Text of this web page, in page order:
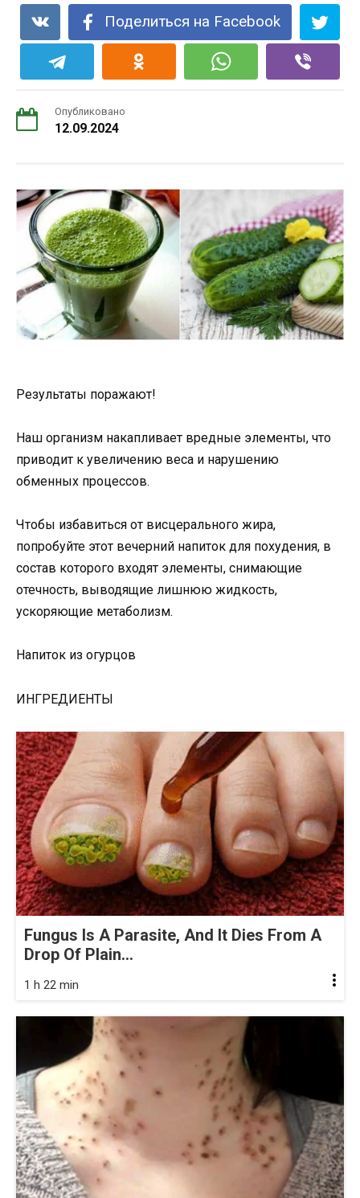
Поделиться на Facebook
Опубликовано
12.09.2024
Результаты поражают!
Наш организм накапливает вредные элементы, что
приводит к увеличению веса и нарушению
обменных процессов.
Чтобы избавиться от висцерального жира,
попробуйте этот вечерний напиток для похудения, в
состав которого входят элементы, снимающие
отечность, выводящие лишнюю жидкость,
ускоряющие метаболизм.
Напиток из огурцов
ИНГРЕДИЕНТЫ
Fungus Is A Parasite, And It Dies From A
Drop Of Plain...
1 h 22 min